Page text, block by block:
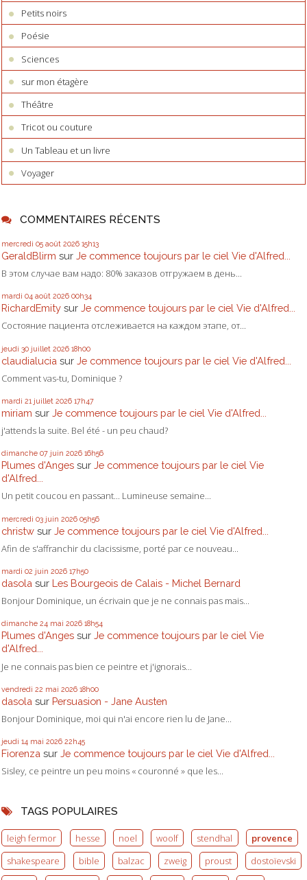
Petits noirs
Poésie
Sciences
sur mon étagère
Théâtre
Tricot ou couture
Un Tableau et un livre
Voyager
COMMENTAIRES RÉCENTS
mercredi 05 août 2026 15h13
GeraldBlirm sur Je commence toujours par le ciel Vie d'Alfred...
В этом случае вам надо: 80% заказов отгружаем в день...
mardi 04 août 2026 00h34
RichardEmity sur Je commence toujours par le ciel Vie d'Alfred...
Состояние пациента отслеживается на каждом этапе, от...
jeudi 30 juillet 2026 18h00
claudialucia sur Je commence toujours par le ciel Vie d'Alfred...
Comment vas-tu, Dominique ?
mardi 21 juillet 2026 17h47
miriam sur Je commence toujours par le ciel Vie d'Alfred...
j'attends la suite. Bel été - un peu chaud?
dimanche 07 juin 2026 16h56
Plumes d'Anges sur Je commence toujours par le ciel Vie
d'Alfred...
Un petit coucou en passant... Lumineuse semaine...
mercredi 03 juin 2026 05h56
christw sur Je commence toujours par le ciel Vie d'Alfred...
Afin de s'affranchir du clacissisme, porté par ce nouveau...
mardi 02 juin 2026 17h50
dasola sur Les Bourgeois de Calais - Michel Bernard
Bonjour Dominique, un écrivain que je ne connais pas mais...
dimanche 24 mai 2026 18h54
Plumes d'Anges sur Je commence toujours par le ciel Vie
d'Alfred...
Je ne connais pas bien ce peintre et j'ignorais...
vendredi 22 mai 2026 18h00
dasola sur Persuasion - Jane Austen
Bonjour Dominique, moi qui n'ai encore rien lu de Jane...
jeudi 14 mai 2026 22h45
Fiorenza sur Je commence toujours par le ciel Vie d'Alfred...
Sisley, ce peintre un peu moins « couronné » que les...
TAGS POPULAIRES
leigh fermor hesse noel woolf stendhal
provence
shakespeare
bible balzac zweig proust
dostoïevski